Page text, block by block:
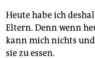
Heute habe ich
Eltern. Denn wenn
kann mich nichts
sie zu essen.